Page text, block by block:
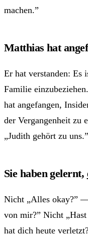
machen.”
Matthias hat
Er hat verstanden: Es
Familie
hat angefangen,
der Vergangenheit zu
„Judith gehört zu uns.”
Sie haben gelernt,
Nicht „Alles okay?” —
von mir?” Nicht
hat dich heute